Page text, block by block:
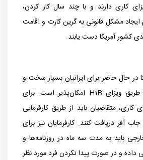
کاری دارند و با چند سال کار کردن،
مشکل قانونی به گرین کارت و اقامت
کشور آمریکا دست یابند.
در حال حاضر برای ایرانیان بسیار سخت و
دشوار بوده و تنها از طریق ویزای H1B امکان‌پذیر است. برای
کاری، متقاضیان باید از طریق کارفرمایی
آفر دریافت کنند. کارفرمایان نیز برای
باید به مدت سه ماه در روزنامه‌ها و
داده و در صورت پیدا نکردن فرد مورد نظر